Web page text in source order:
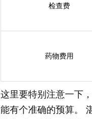
检查费
药物费用
这里要特别注意一下
能有个准确的预算。